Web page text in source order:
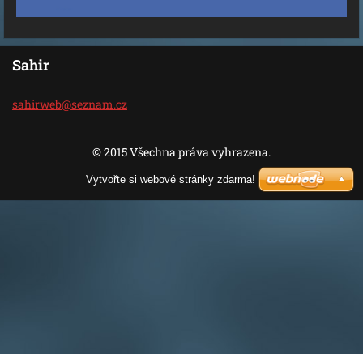
Sahir
sahirweb@seznam.cz
© 2015 Všechna práva vyhrazena.
Vytvořte si webové stránky zdarma!